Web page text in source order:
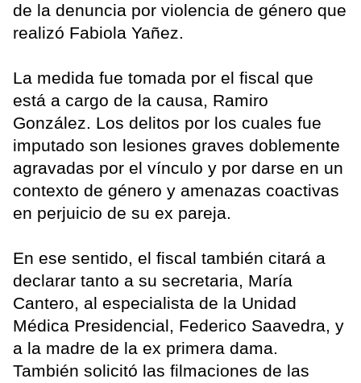
de la denuncia por violencia de género que
realizó Fabiola Yañez.
La medida fue tomada por el fiscal que
está a cargo de la causa, Ramiro
González. Los delitos por los cuales fue
imputado son lesiones graves doblemente
agravadas por el vínculo y por darse en un
contexto de género y amenazas coactivas
en perjuicio de su ex pareja.
En ese sentido, el fiscal también citará a
declarar tanto a su secretaria, María
Cantero, al especialista de la Unidad
Médica Presidencial, Federico Saavedra, y
a la madre de la ex primera dama.
También solicitó las filmaciones de las